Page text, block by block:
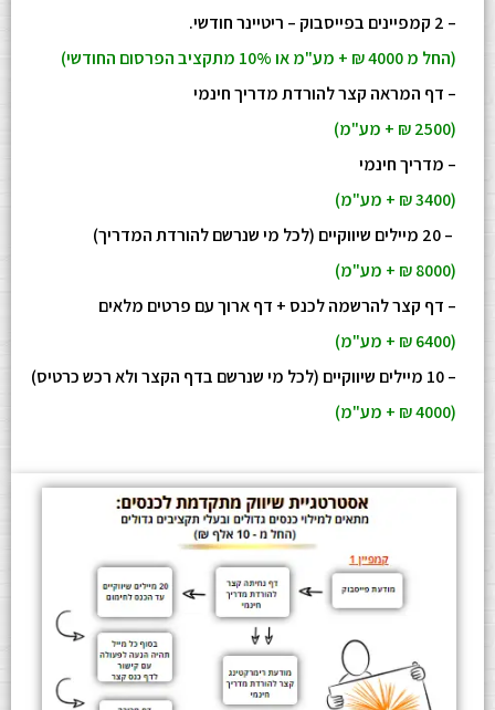
– 2 קמפיינים בפייסבוק – ריטיינר חודשי.
(החל מ 4000 ₪ + מע"מ או 10% מתקציב הפרסום החודשי)
– דף המראה קצר להורדת מדריך חינמי
(2500 ₪ + מע"מ)
– מדריך חינמי
(3400 ₪ + מע"מ)
– 20 מיילים שיווקיים (לכל מי שנרשם להורדת המדריך)
(8000 ₪ + מע"מ)
– דף קצר להרשמה לכנס + דף ארוך עם פרטים מלאים
(6400 ₪ + מע"מ)
– 10 מיילים שיווקיים (לכל מי שנרשם בדף הקצר ולא רכש כרטיס)
(4000 ₪ + מע"מ)